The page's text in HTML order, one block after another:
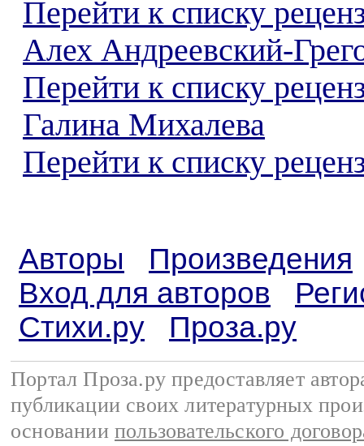
Перейти к списку
Алех Андреевский-
Перейти к списку
Галина Михалева
Перейти к списку
Авторы
Произведения
Вход для авторов
Стихи.ру
Проза.ру
Портал Проза.ру предоставляет
публикации своих литературных
основании пользовательского